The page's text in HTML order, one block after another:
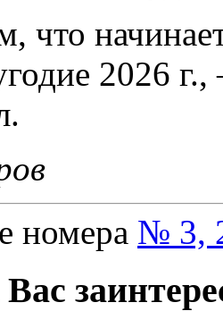
что
2026
номера № 3,